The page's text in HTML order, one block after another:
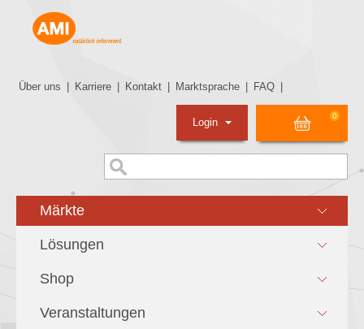
Über uns Karriere Kontakt Marktsprache FAQ
0
Login
Märkte
Lösungen
Shop
Veranstaltungen